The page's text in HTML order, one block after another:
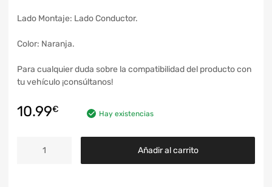
Lado Montaje: Lado Conductor.
Color: Naranja.
Para cualquier duda sobre la compatibilidad del producto con
tu vehículo ¡consúltanos!
10.99€ Hay existencias
Añadir al carrito